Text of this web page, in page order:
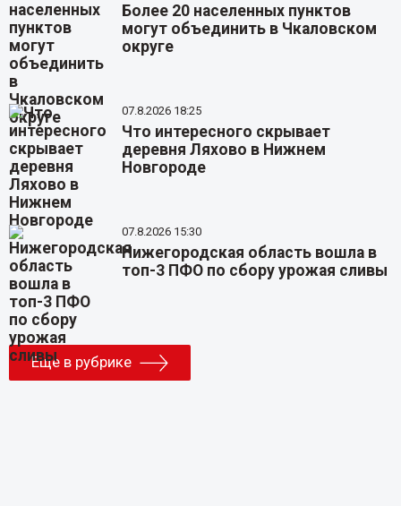
Более 20 населенных пунктов
могут объединить в Чкаловском
округе
07.8.2026 18:25
Что интересного скрывает
деревня Ляхово в Нижнем
Новгороде
07.8.2026 15:30
Нижегородская область вошла в
топ-3 ПФО по сбору урожая сливы
Еще в рубрике